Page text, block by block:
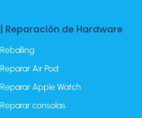
| Reparación de Hardware
Reballing
Reparar Air Pod
Reparar Apple Watch
Reparar consolas